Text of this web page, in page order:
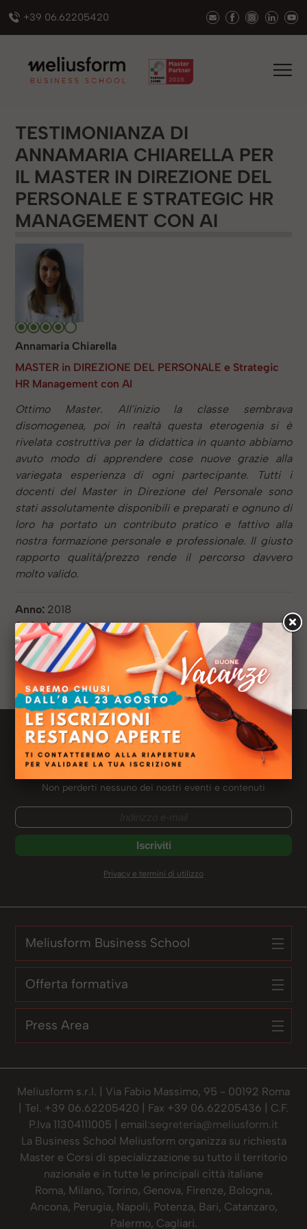
+39 06.62205420
TESTIMONIANZA DI
ANNAMARIA CHIARELLA PER
IL MASTER IN DIREZIONE DEL
PERSONALE E STRATEGIC HR
MANAGEMENT CON AI
Annamaria Chiarella
MASTER in DIREZIONE DEL PERSONALE e Strategic
HR Management con AI
Ottimo Master. All'inizio la classe sembrava
disomogenea, poi in realtà questa eterogenia si è
rivelata costruttiva per la didattica in quanto abbiamo
avuto modo di apprendere cose nuove grazie alla
variegata esperienza di ogni partecipante. Tutti i
docenti del Master in Direzione del Personale sono
stati assolutamente disponibili e preparati e ognuno di
loro ha portato un contributo pratico e fattivo alla
nostra formazione personale e professionale. Il giusto
rapporto qualità/prezzo rende il percorso davvero
molto valido.
Anno: 2018
Sede:Milano
Titolo di studio:Laurea Magistrale in Scienze delle
Amministrazioni
Ruolo:HR Recruiter
Newsletter Meliusform
Ricevi le news dal mondo Meliusform
Non perderti nessuno dei nostri eventi e contenuti
Privacy e termini di utilizzo
Meliusform Business School
Offerta formativa
Press Area
Meliusform s.r.l. | Via Fabio Massimo, 95 - 00192 Roma
| Tel. +39 06.62205420 | Fax +39 06.62205436 | C.F.
P.Iva 11304111005 | email:segreteria@meliusform.it
La Business School Meliusform organizza su richiesta
Master e Corsi di specializzazione su tutto il territorio
nazionale e in tutte le principali città italiane
Roma, Milano, Torino, Genova, Firenze, Bologna,
Ancona, Perugia, Napoli, Potenza, Bari, Catanzaro,
Palermo, Cagliari.